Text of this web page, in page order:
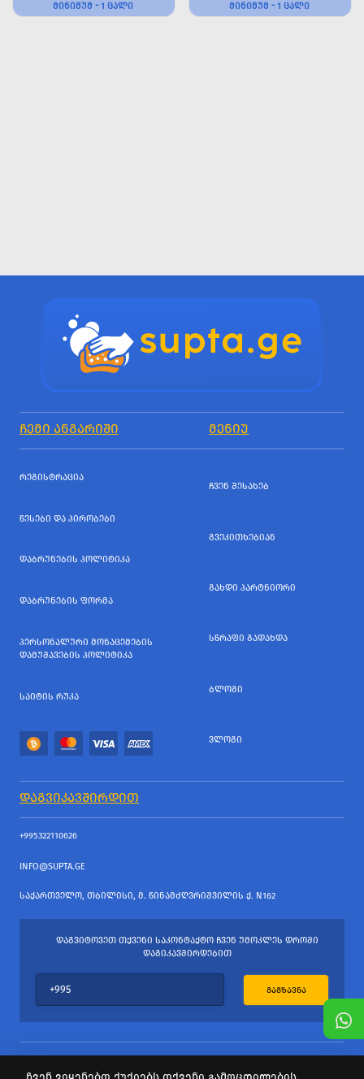
ᲛᲘᲜᲘᲛᲣᲛ - 1 ᲪᲐᲚᲘ ᲛᲘᲜᲘᲛᲣᲛ - 1 ᲪᲐᲚᲘ
ᲩᲔᲛᲘ ᲐᲜᲒᲐᲠᲘᲨᲘ ᲛᲔᲜᲘᲣ
ᲠᲔᲒᲘᲡᲢᲠᲐᲪᲘᲐ
ᲬᲔᲡᲔᲑᲘ ᲓᲐ ᲞᲘᲠᲝᲑᲔᲑᲘ
ᲓᲐᲑᲠᲣᲜᲔᲑᲘᲡ ᲞᲝᲚᲘᲢᲘᲙᲐ
ᲓᲐᲑᲠᲣᲜᲔᲑᲘᲡ ᲤᲝᲠᲛᲐ
ᲞᲔᲠᲡᲝᲜᲐᲚᲣᲠᲘ ᲛᲝᲜᲐᲪᲔᲛᲔᲑᲘᲡ
ᲓᲐᲛᲣᲨᲐᲕᲔᲑᲘᲡ ᲞᲝᲚᲘᲢᲘᲙᲐ
ᲡᲐᲘᲢᲘᲡ ᲠᲣᲙᲐ
ᲩᲕᲔᲜ ᲨᲔᲡᲐᲮᲔᲑ
ᲒᲕᲔᲙᲘᲗᲮᲔᲑᲘᲐᲜ
ᲒᲐᲮᲓᲘ ᲞᲐᲠᲢᲜᲘᲝᲠᲘ
ᲡᲬᲠᲐᲤᲘ ᲒᲐᲓᲐᲮᲓᲐ
ᲑᲚᲝᲒᲘ
ᲕᲚᲝᲒᲘ
ᲓᲐᲒᲕᲘᲙᲐᲕᲨᲘᲠᲓᲘᲗ
+995322110626
INFO@SUPTA.GE
ᲡᲐᲥᲐᲠᲗᲕᲔᲚᲝ, ᲗᲑᲘᲚᲘᲡᲘ, Მ. ᲬᲘᲜᲐᲛᲫᲦᲕᲠᲘᲨᲕᲘᲚᲘᲡ Ქ. N162
ᲓᲐᲒᲕᲘᲢᲝᲕᲔᲗ ᲗᲥᲕᲔᲜᲘ ᲡᲐᲙᲝᲜᲢᲐᲥᲢᲝ ᲩᲕᲔᲜ ᲣᲛᲝᲙᲚᲔᲡ ᲓᲠᲝᲨᲘ
ᲓᲐᲒᲘᲙᲐᲕᲨᲘᲠᲓᲔᲑᲘᲗ
ᲒᲐᲒᲖᲐᲕᲜᲐ